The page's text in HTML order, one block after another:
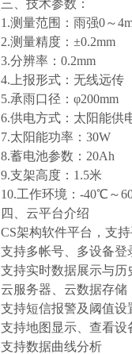
三、技术参数：
1.测量范围：雨强0～
2.测量精度：±0.2mm
3.分辨率：0.2mm
4.上报形式：无线远传
5.承雨口径：φ200mm
6.供电方式：太阳能供
7.太阳能功率：30W
8.蓄电池参数：20Ah
9.支架高度：1.5米
10.工作环境：-40℃～
四、云平台介绍
CS架构软件平台，支
支持多帐号、多设备登
支持实时数据展示与历
云服务器、云数据存
支持短信报警及阈值设
支持地图显示、查看设
支持数据曲线分析